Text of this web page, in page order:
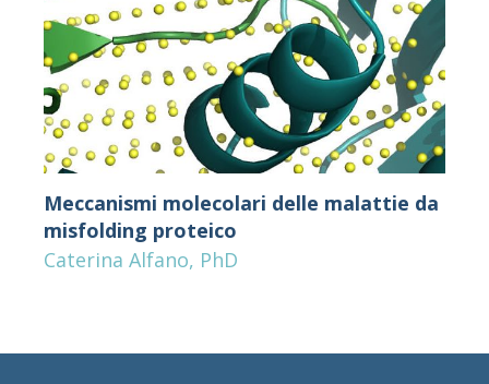
Meccanismi molecolari delle malattie da
misfolding proteico
Caterina Alfano, PhD